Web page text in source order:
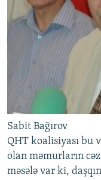
Sabit Bağırov
QHT koalisiyası bu
olan məmurların
məsələ var ki,